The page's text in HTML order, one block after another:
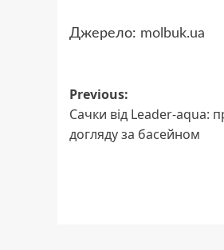
Джерело: molbuk.ua
Post
navigation
Previous:
Сачки від Leader-aqua:
догляду за басейном